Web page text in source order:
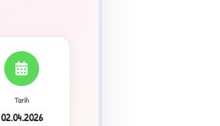
Tarih
02.04.2026